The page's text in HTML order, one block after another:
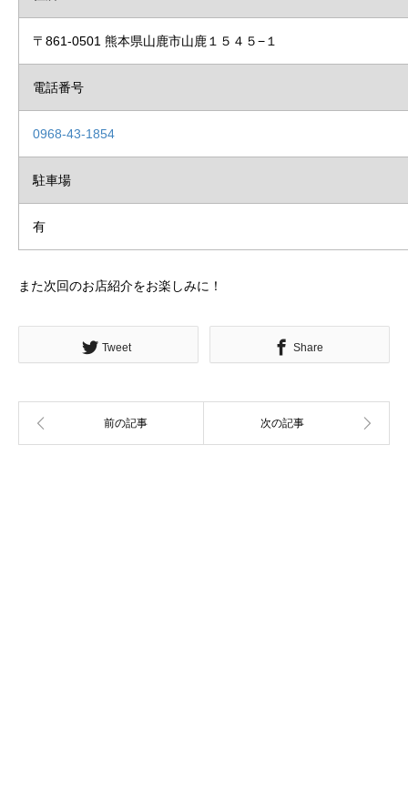
〒861-0501 熊本県山鹿市山鹿１５４５−１
電話番号
0968-43-1854
駐車場
有
また次回のお店紹介をお楽しみに！
Tweet Share